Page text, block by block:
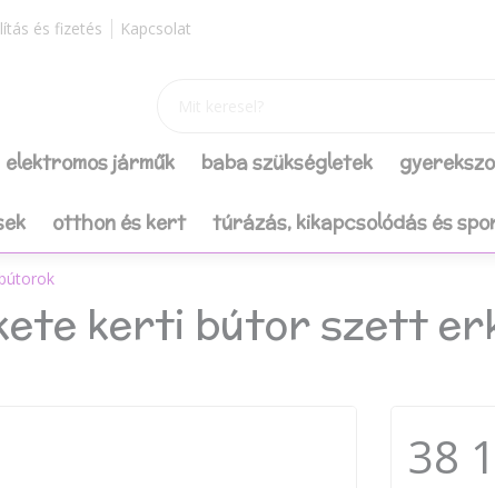
és fizetés Kapcsolat
elektromos járműk baba szükségletek
otthon és kert túrázás, kikapcsolódás és
kerti bútor szett
38